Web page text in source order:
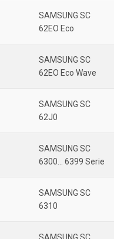
SAMSUNG SC
62EO Eco
SAMSUNG SC
62EO Eco Wave
SAMSUNG SC
62J0
SAMSUNG SC
6300… 6399 Serie
SAMSUNG SC
6310